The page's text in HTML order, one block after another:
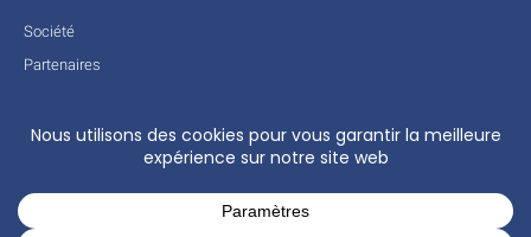
Société
Partenaires
Mentions légales
Conditions générales
Actualités